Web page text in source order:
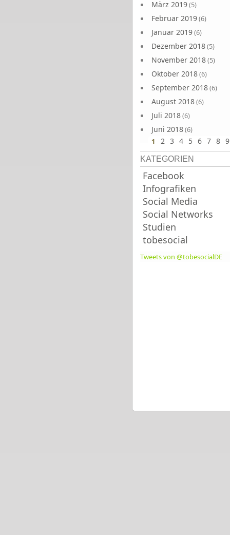
März 2019(5)
Februar 2019(6)
Januar 2019(6)
Dezember 2018(5)
November 2018(5)
Oktober 2018(6)
September 2018(6)
August 2018(6)
Juli 2018(6)
Juni 2018(6)
1 2 3 4 5 6 7 8 9
KATEGORIEN
Facebook
Infografiken
Social Media
Social Networks
Studien
tobesocial
Tweets von @tobesocialDE